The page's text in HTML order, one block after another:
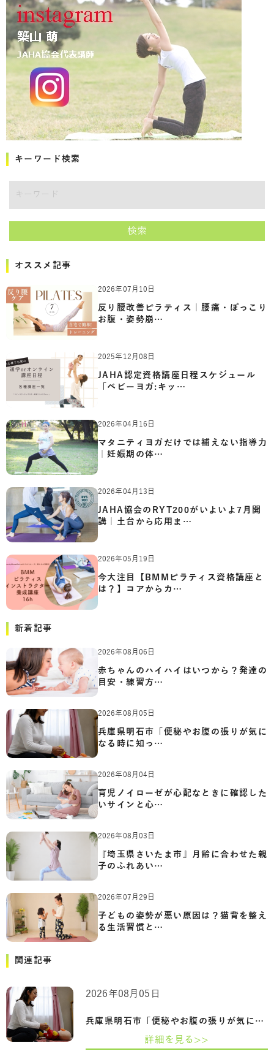
キーワード検索
検索
オススメ記事
2026年07月10日
反り腰改善ピラティス｜腰痛・ぽっこり
お腹・姿勢崩…
2025年12月08日
JAHA認定資格講座日程スケジュール
「ベビーヨガ:キッ…
2026年04月16日
マタニティヨガだけでは補えない指導力
｜妊娠期の体…
2026年04月13日
JAHA協会のRYT200がいよいよ7月開
講｜土台から応用ま…
2026年05月19日
今大注目【BMMピラティス資格講座と
は？】コアからカ…
新着記事
2026年08月06日
赤ちゃんのハイハイはいつから？発達の
目安・練習方…
2026年08月05日
兵庫県明石市「便秘やお腹の張りが気に
なる時に知っ…
2026年08月04日
育児ノイローゼが心配なときに確認した
いサインと心…
2026年08月03日
『埼玉県さいたま市』月齢に合わせた親
子のふれあい…
2026年07月29日
子どもの姿勢が悪い原因は？猫背を整え
る生活習慣と…
関連記事
兵庫県明石市「便秘やお腹の張りが気にな…
2026年08月05日
詳細を見る>>